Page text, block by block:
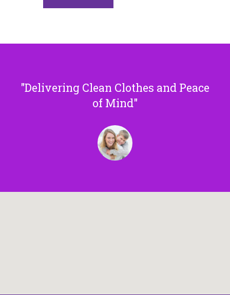
Delivering Clean Clothes and Peace
of Mind